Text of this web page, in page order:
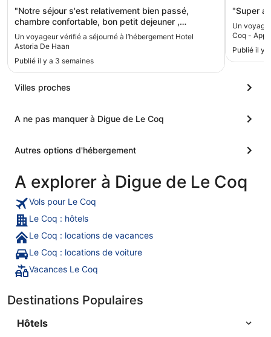
"Notre séjour s'est relativement bien passé,
chambre confortable, bon petit dejeuner ,
personnel agréable. Cependant il faisait très
chaud, l'hôtel n'est pas pourvu de climatisation, et
était insuffisant. Notre chambre étant au soleil
toute la journée, nous étions obligés de dormir la
fenêtre ouverte, ce qui n'est pas désagréable,
Un voyageur vérifié a séjourné à l’hébergement Hotel
Astoria De Haan
Publié il y a 3 semaines
de
"Super
Un
Coq -
Brugges
Publié il y
Villes proches
A ne pas manquer à Digue de Le Coq
Autres options d'hébergement
A explorer à Digue de Le Coq
Vols pour Le Coq
Le Coq : hôtels
Le Coq : locations de vacances
Le Coq : locations de voiture
Vacances Le Coq
Destinations Populaires
Hôtels